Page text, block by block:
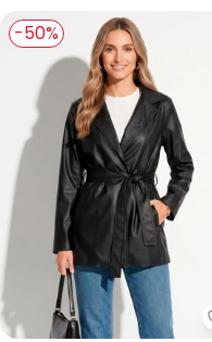
-50%